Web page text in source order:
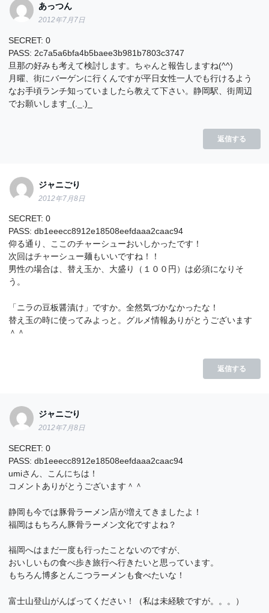
あっつん
2012年7月7日
SECRET: 0
PASS: 2c7a5a6bfa4b5baee3b981b7803c3747
旦那の好みも考えて検討します。ちゃんと報告しますね(^^)
月曜、街にバーゲンに行くんですが平日女性一人でも行けるよう
なお手頃ランチ知っていましたら教えて下さい。静岡駅、街周辺
でお願いします_(._.)_
返信する
ジャニごり
2012年7月8日
SECRET: 0
PASS: db1eeecc8912e18508eefdaaa2caac94
仰る通り、ここのチャーシューおいしかったです！
次回はチャーシュー麺もいいですね！！
男性の場合は、替え玉か、大盛り（１００円）は必須になりそ
う。
「ニラの豆板醤漬け」ですか。全然気づかなかったな！
替え玉の時に使ってみよっと。グルメ情報ありがとうございます
＾＾
返信する
ジャニごり
2012年7月8日
SECRET: 0
PASS: db1eeecc8912e18508eefdaaa2caac94
umiさん、こんにちは！
コメントありがとうございます＾＾
静岡も今では豚骨ラーメン店が増えてきましたよ！
福岡はもちろん豚骨ラーメン文化ですよね？
福岡へはまだ一度も行ったことないのですが、
おいしいもの食べ歩き旅行へ行きたいと思っています。
もちろん博多とんこつラーメンも食べたいな！
富士山登山がんばってください！（私は未経験ですが。。。）